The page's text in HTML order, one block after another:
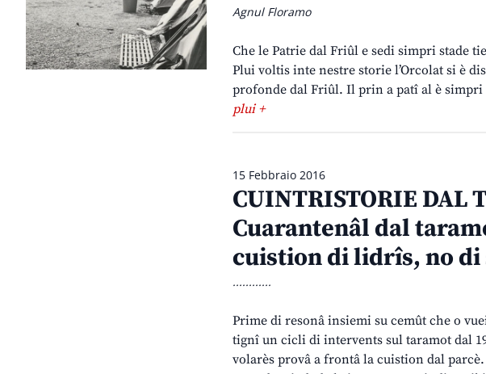
Agnul Floramo
Che le Patrie dal Friûl e sedi simpri stade
Plui voltis inte nestre storie l’Orcolat si è
profonde dal Friûl. Il prin a patî al è
plui +
15 Febbraio 2016
CUINTRISTORIE DAL
Cuarantenâl dal
cuistion di lidrîs, no di
............
Prime di resonâ insiemi su cemût che o
tignî un cicli di intervents sul taramot dal
volarès provâ a frontâ la cuistion dal